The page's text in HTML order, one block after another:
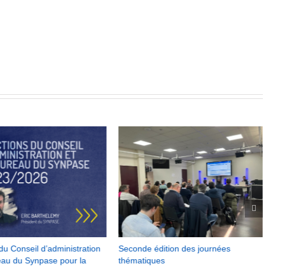
Conseil d’administration
du Synpase pour la
Seconde édition des journées
thématiques